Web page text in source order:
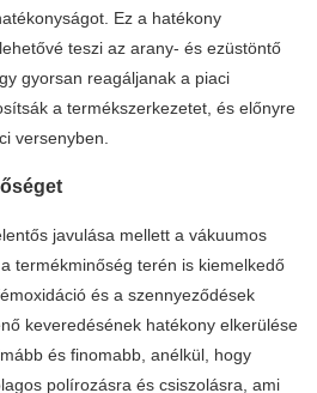
Ez a hatékony
teszi az arany- és ezüstöntő
gyorsan reagáljanak a piaci
a termékszerkezetet, és előnyre
versenyben.
javulása mellett a vákuumos
termékminőség terén is kiemelkedő
és a szennyeződések
keveredésének hatékony elkerülése
és finomabb, anélkül, hogy
polírozásra és csiszolásra, ami